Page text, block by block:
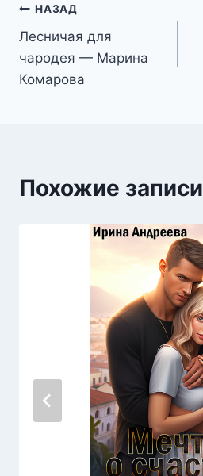
Навигация
по
записям
НАЗАД
Лесничая для
чародея — Марина
Комарова
Похожие записи